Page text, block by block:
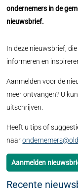
ondernemers in de
nieuwsbrief.
In deze nieuwsbrief,
informeren en
Aanmelden voor de
meer ontvangen? U
uitschrijven.
Heeft u tips of
naar
Aanmelden
Recente